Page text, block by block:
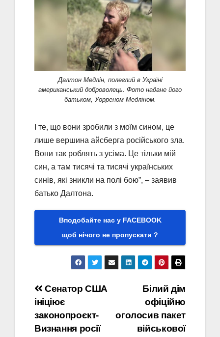
Далтон Медлін, полеглий в Україні
американський доброволець. Фото надане його
батьком, Уорреном Медліном.
І те, що вони зробили з моїм сином, це
лише вершина айсберга російського зла.
Вони так роблять з усіма. Це тільки мій
син, а там тисячі та тисячі українських
синів, які зникли на полі бою”, – заявив
батько Далтона.
Вподобайте нас у FACEBOOK
щоб нічого не пропускати ?
Навігація
записів
Білий дім
офіційно
оголосив пакет
військової
Сенатор США
ініціює
законопроєкт-
Визнання росії